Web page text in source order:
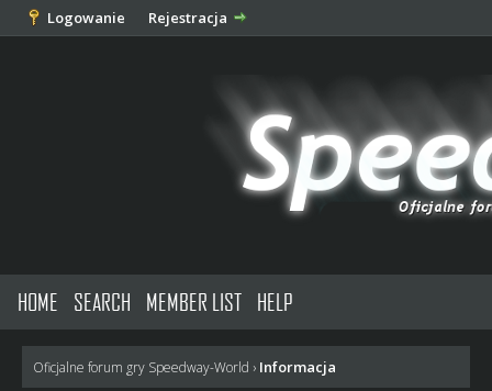
Logowanie Rejestracja
HOME SEARCH MEMBER LIST HELP
Oficjalne forum gry Speedway-World › Informacja